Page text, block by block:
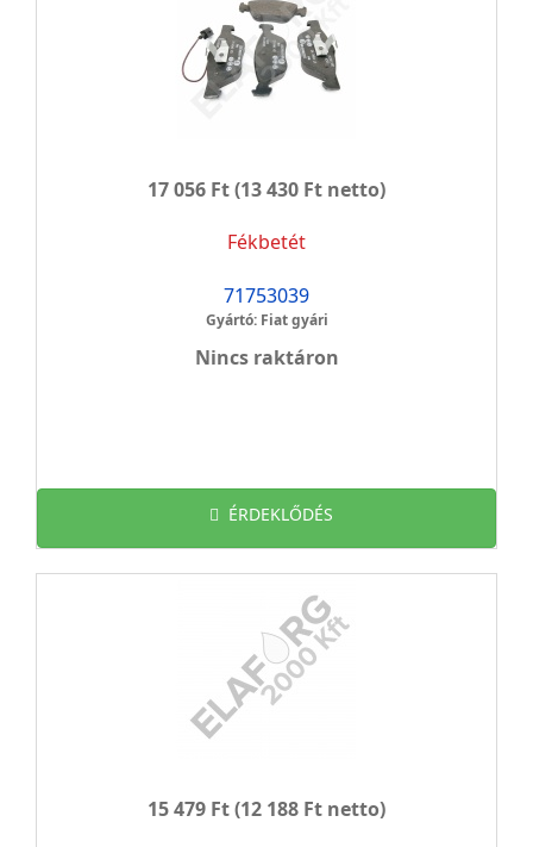
17 056 Ft(13 430 Ft netto)
Fékbetét
71753039
Gyártó: Fiat gyári
Nincs raktáron
ÉRDEKLŐDÉS
15 479 Ft(12 188 Ft netto)